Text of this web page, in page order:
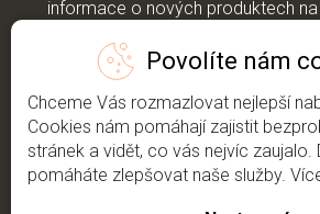
Povolíte nám
Chceme Vás rozmazlovat nejlepší
Cookies nám pomáhají zajistit
stránek a vidět, co vás nejvíc zaujalo.
pomáháte zlepšovat naše služby.
informace o nových produktech
*Vložením e-mailu souhlasíte s
ochrany osobních